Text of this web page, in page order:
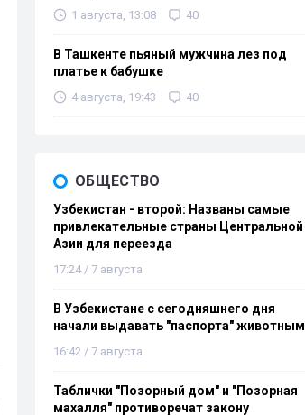
1 августа, 13:08 40
В Ташкенте пьяный мужчина лез под
платье к бабушке
4 августа, 19:43 40
ОБЩЕСТВО
Узбекистан - второй: Названы самые
привлекательные страны Центральной
Азии для переезда
17:24 / 7 августа
В Узбекистане с сегодняшнего дня
начали выдавать "паспорта" животным
16:42 / 7 августа
Таблички "Позорный дом" и "Позорная
махалля" противоречат закону